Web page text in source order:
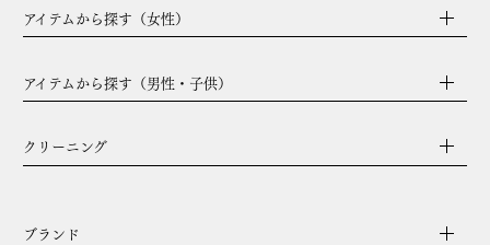
アイテムから探す（女性）
アイテムから探す（男性・子供）
クリーニング
ブランド